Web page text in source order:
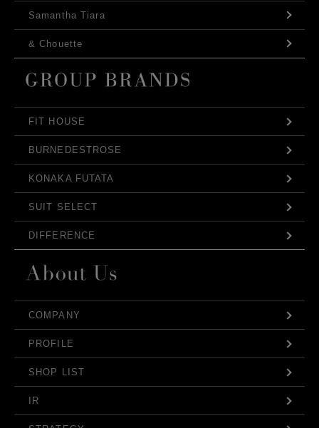
Samantha Tiara
& Chouette
FIT HOUSE
BURNEDESTROSE
KONAKA FUTATA
SUIT SELECT
DIFFERENCE
COMPANY
PROFILE
SHOP LIST
IR